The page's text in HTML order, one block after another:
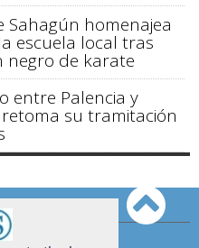
Sahagún homenajea
escuela local tras
de karate
entre Palencia y
su tramitación
DE USO